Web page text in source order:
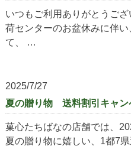
いつもご利用ありがとうご
荷センターのお盆休みに伴
て、 …
2025/7/27
夏の贈り物 送料割引キャン
菓心たちばなの店舗では、
夏の贈り物に嬉しい、1都7